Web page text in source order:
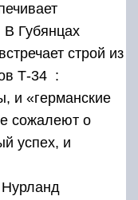
В Губянцах
строй из
Т-34 :
и «германские
сожалеют о
успех, и
Нурланд